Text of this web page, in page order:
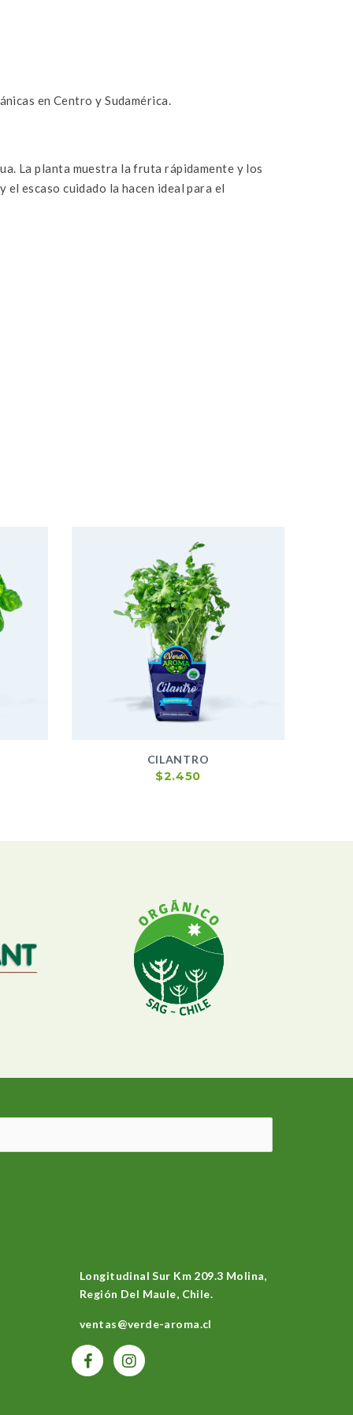
en Centro y Sudamérica.
La planta muestra la fruta rápidamente y los
escaso cuidado la hacen ideal para el
CILANTRO
$2.450
Longitudinal Sur Km 209.3 Molina,
Región Del Maule, Chile.
ventas@verde-aroma.cl